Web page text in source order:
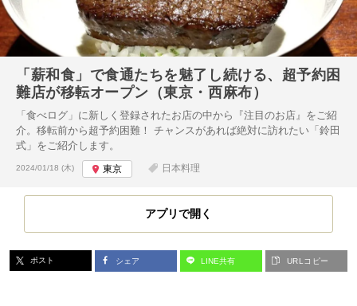
「薪和食」で食通たちを魅了し続ける、超予約困
難店が移転オープン（東京・西麻布）
「食べログ」に新しく登録されたお店の中から『注目のお店』をご紹
介。移転前から超予約困難！ チャンスがあれば絶対に訪れたい「鈴田
式」をご紹介します。
投稿日:
2024/01/18 (木) 東京 日本料理
アプリで開く
ポスト シェア LINE共有 URLコピー